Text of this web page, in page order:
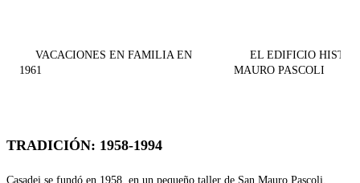
VACACIONES EN FAMILIA EN
1961
EL EDIFICIO
MAURO PASCOLI
TRADICIÓN: 1958-1994
Casadei se fundó en 1958, en un pequeño taller de San Mauro Pascoli,